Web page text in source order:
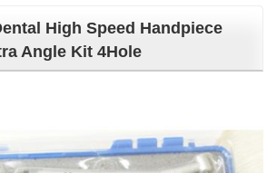
High Speed Handpiece
Angle Kit 4Hole